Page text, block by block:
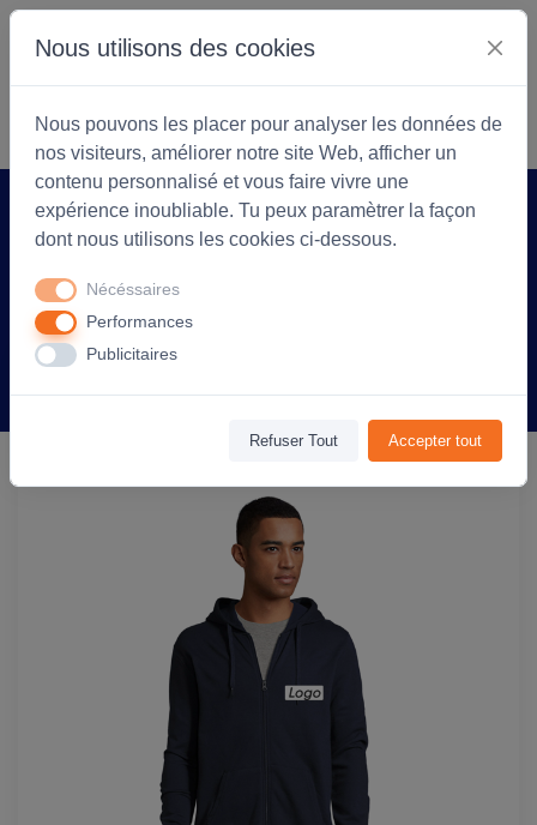
S'identifier Commencer
Accueil Arlea Textiles Produit
personnalisable Stone - French Marine
Nous utilisons des cookies
Nous pouvons les placer pour analyser les données de
nos visiteurs, améliorer notre site Web, afficher un
contenu personnalisé et vous faire vivre une
expérience inoubliable. Tu peux paramètrer la façon
dont nous utilisons les cookies ci-dessous.
Nécéssaires
Performances
Publicitaires
Refuser Tout Accepter tout